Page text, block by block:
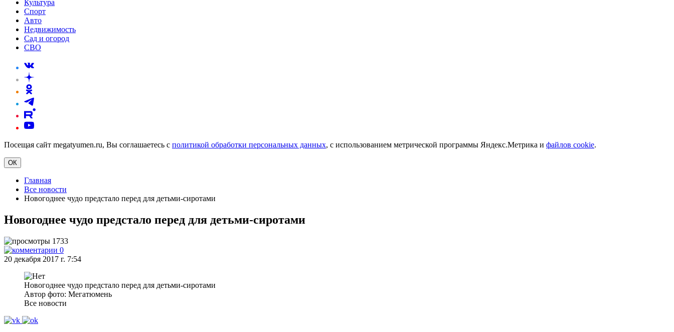
Культура
Спорт
Авто
Недвижимость
Сад и огород
СВО
Посещая сайт megatyumen.ru, Вы соглашаетесь с политикой обработки персональных данных, с использованием метрической программы Яндекс.Метрика и файлов cookie.
ОК
Главная
Все новости
Новогоднее чудо предстало перед для детьми-сиротами
Новогоднее чудо предстало перед для детьми-сиротами
1733
0
20 декабря 2017 г. 7:54
Новогоднее чудо предстало перед для детьми-сиротами
Автор фото: Мегатюмень
Все новости